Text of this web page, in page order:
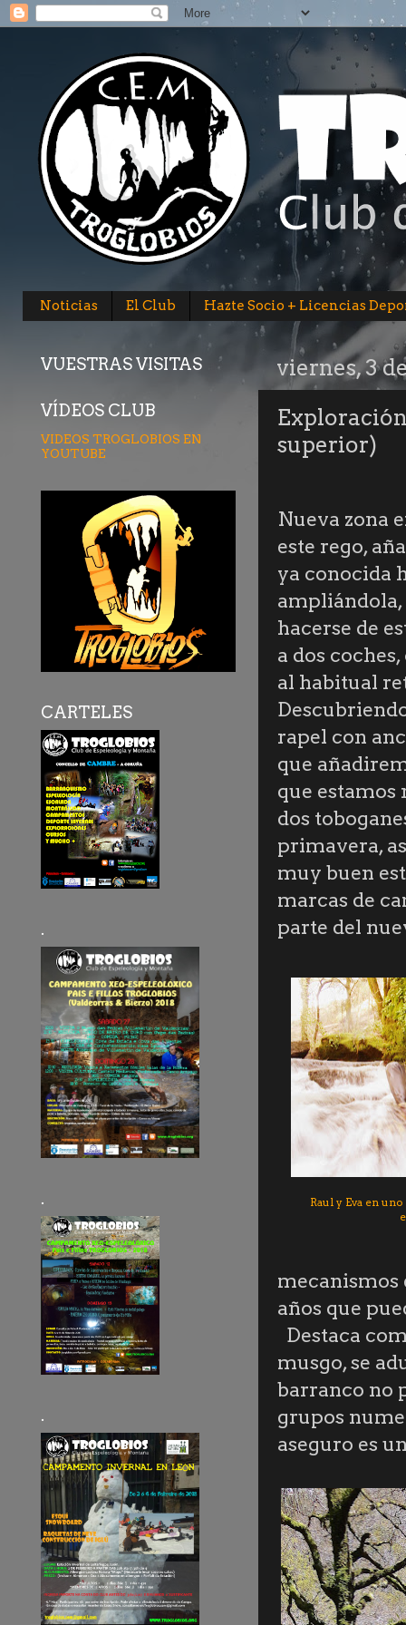
Noticias El Club Hazte Socio + Licencias
viernes, 3
superior)
Nueva zona
este rego,
ya conocida
hacerse de
a dos
al habitual
rapel con
que
que estamos
dos
primavera,
muy buen
marcas de
parte del
Raul y Eva en
mecanismos
años que
Destaca
musgo, se
barranco no
grupos
aseguro es
VUESTRAS VISITAS
VÍDEOS CLUB
VIDEOS TROGLOBIOS EN
YOUTUBE
CARTELES
.
.
.